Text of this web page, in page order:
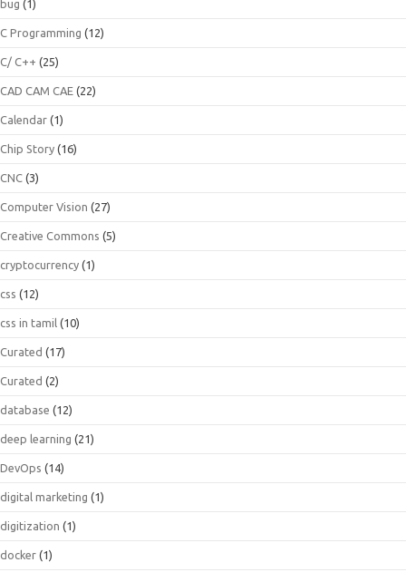
bug (1)
C Programming (12)
C/ C++ (25)
CAD CAM CAE (22)
Calendar (1)
Chip Story (16)
CNC (3)
Computer Vision (27)
Creative Commons (5)
cryptocurrency (1)
css (12)
css in tamil (10)
Curated (17)
Curated (2)
database (12)
deep learning (21)
DevOps (14)
digital marketing (1)
digitization (1)
docker (1)